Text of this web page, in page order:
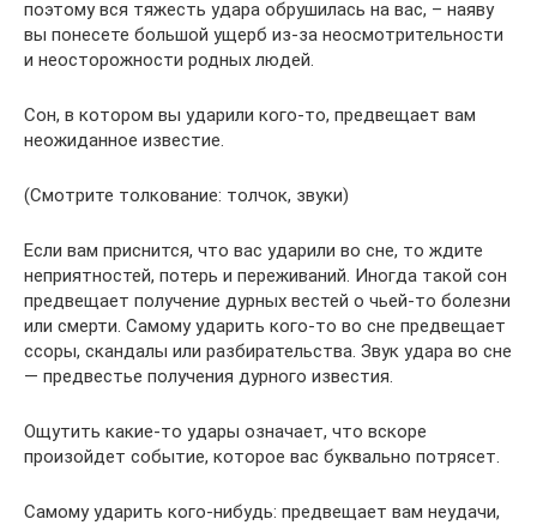
поэтому вся тяжесть удара обрушилась на вас, – наяву
вы понесете большой ущерб из-за неосмотрительности
и неосторожности родных людей.
Сон, в котором вы ударили кого-то, предвещает вам
неожиданное известие.
(Смотрите толкование: толчок, звуки)
Если вам приснится, что вас ударили во сне, то ждите
неприятностей, потерь и переживаний. Иногда такой сон
предвещает получение дурных вестей о чьей-то болезни
или смерти. Самому ударить кого-то во сне предвещает
ссоры, скандалы или разбирательства. Звук удара во сне
— предвестье получения дурного известия.
Ощутить какие-то удары означает, что вскоре
произойдет событие, которое вас буквально потрясет.
Самому ударить кого-нибудь: предвещает вам неудачи,